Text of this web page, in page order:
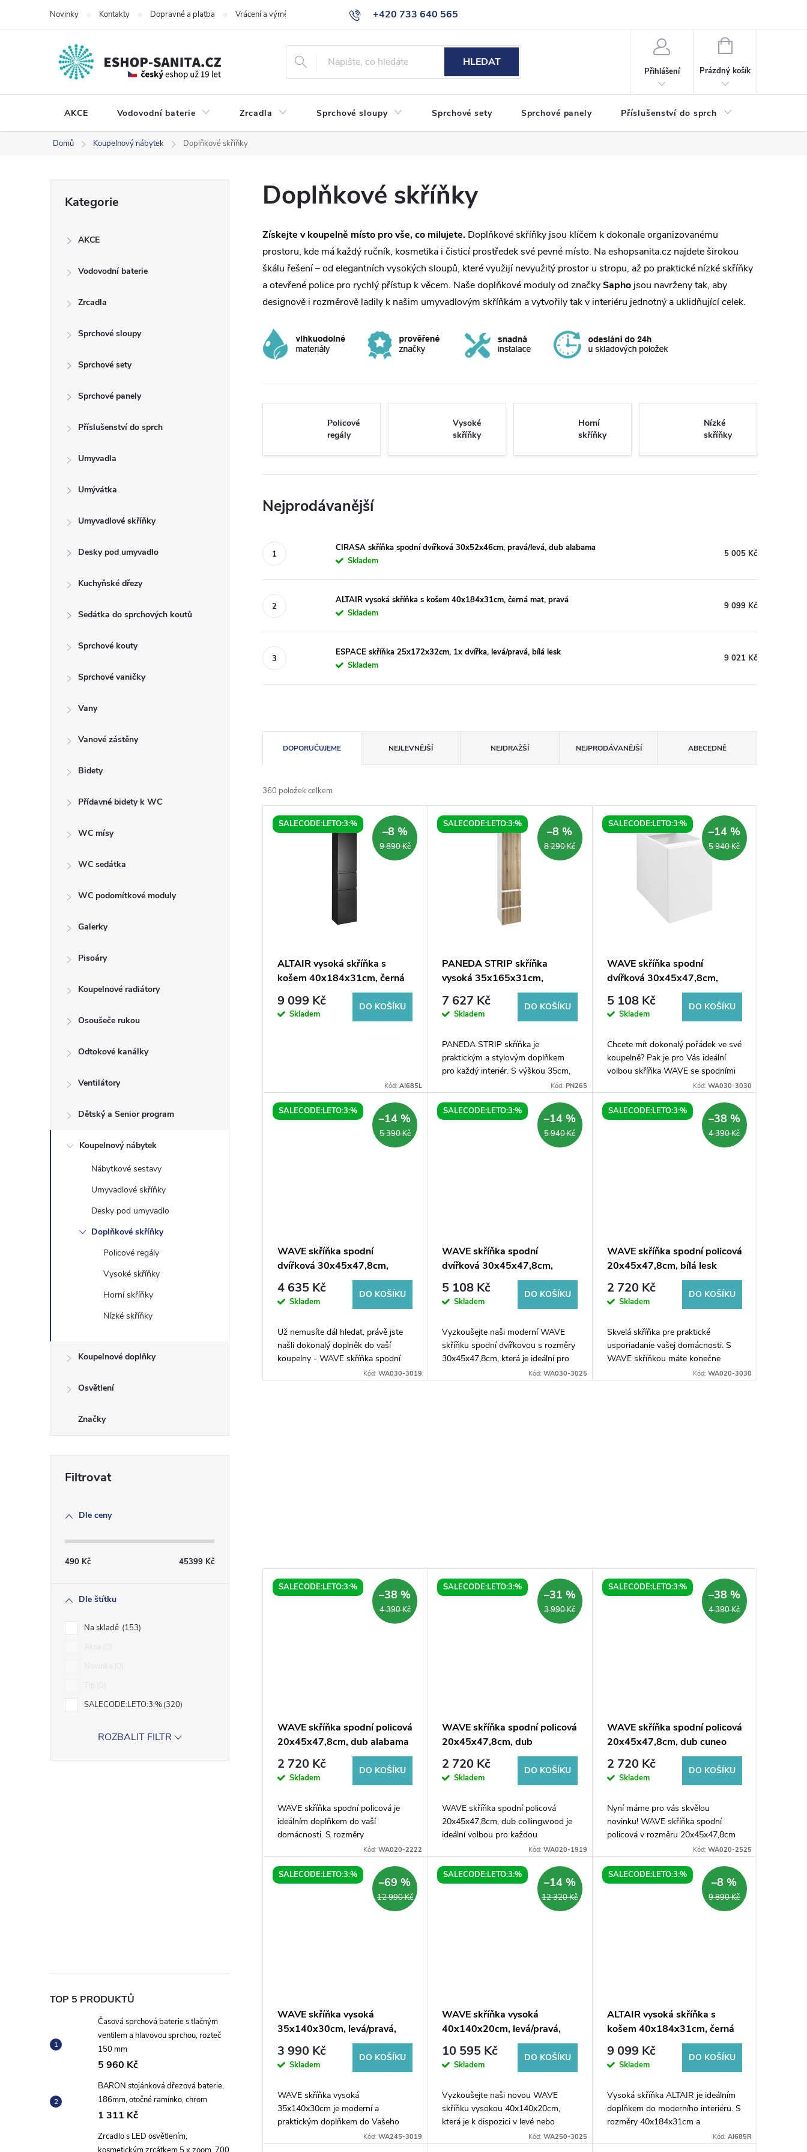
+420 733 640 565
info@eshop-sanita.cz
Novinky Kontakty Dopravné a platba Vrácení a výměna zboží Reklamace Obchodní podmínky
HLEDAT
Přihlášení
NÁKUPNÍ
Prázdný košík
AKCE Vodovodní baterie Zrcadla Sprchové sloupy Sprchové sety Sprchové panely Příslušenství do sprch
Domů Koupelnový nábytek Doplňkové skříňky
kategorie
Kategorie
AKCE
Vodovodní baterie
Zrcadla
Sprchové sloupy
Sprchové sety
Sprchové panely
Příslušenství do sprch
Umyvadla
Umývátka
Umyvadlové skříňky
Desky pod umyvadlo
Kuchyňské dřezy
Sedátka do sprchových koutů
Sprchové kouty
Sprchové vaničky
Vany
Vanové zástěny
Bidety
Přídavné bidety k WC
WC mísy
WC sedátka
WC podomítkové moduly
Galerky
Pisoáry
Koupelnové radiátory
Osoušeče rukou
Odtokové kanálky
Ventilátory
Dětský a Senior program
Koupelnový nábytek
Nábytkové sestavy
Umyvadlové skříňky
Desky pod umyvadlo
Doplňkové skříňky
Policové regály
Vysoké skříňky
Horní skříňky
Nízké skříňky
Koupelnové doplňky
Osvětlení
Značky
Dle ceny
490 Kč 45399 Kč
Dle štítku
Na skladě 153
SALECODE:LETO:3:% 320
ROZBALIT FILTR
TOP 5 PRODUKTŮ
Časová sprchová baterie s tlačným
ventilem a hlavovou sprchou, rozteč
150 mm
5 960 Kč
BARON stojánková dřezová baterie,
186mm, otočné ramínko, chrom
1 311 Kč
Zrcadlo s LED osvětlením,
Doplňkové skříňky
Získejte v koupelně místo pro vše, co milujete. Doplňkové skříňky jsou klíčem k dokonale organizovanému
prostoru, kde má každý ručník, kosmetika i čisticí prostředek své pevné místo. Na eshopsanita.cz najdete širokou
škálu řešení – od elegantních vysokých sloupů, které využijí nevyužitý prostor u stropu, až po praktické nízké skříňky
a otevřené police pro rychlý přístup k věcem. Naše doplňkové moduly od značkySapho jsou navrženy tak, aby
designově i rozměrově ladily k našim umyvadlovým skříňkám a vytvořily tak v interiéru jednotný a uklidňující celek.
Policové
regály
Vysoké
skříňky
Horní
skříňky
Nízké
skříňky
Nejprodávanější
CIRASA skříňka spodní dvířková 30x52x46cm, pravá/levá, dub alabama
Skladem
5 005 Kč
ALTAIR vysoká skříňka s košem 40x184x31cm, černá mat, pravá
Skladem
9 099 Kč
ESPACE skříňka 25x172x32cm, 1x dvířka, levá/pravá, bílá lesk
Skladem
9 021 Kč
a
z
e
DOPORUČUJEME NEJLEVNĚJŠÍ NEJDRAŽŠÍ NEJPRODÁVANĚJŠÍ ABECEDNĚ
360 položek celkem
V
u
k
SALECODE:LETO:3:%
9 890 Kč
–8 %
ALTAIR vysoká skříňka s
košem 40x184x31cm, černá
9 099 Kč
Skladem
DO KOŠÍKU
Kód:AI685L
SALECODE:LETO:3:%
8 290 Kč
–8 %
PANEDA STRIP skříňka
vysoká 35x165x31cm,
levá/pravá, dub emporio
7 627 Kč
Skladem
DO KOŠÍKU
PANEDA STRIP skříňka je
praktickým a stylovým doplňkem
pro každý interiér. S výškou 35cm,
délkou 165cm a hloubkou 31cm
Navíc zde máte možnost...
Kód: PN265
SALECODE:LETO:3:%
5 940 Kč
–14 %
WAVE skříňka spodní
dvířková 30x45x47,8cm,
pravá/levá, bílá lesk
5 108 Kč
Skladem
DO KOŠÍKU
Chcete mít dokonalý pořádek ve své
koupelně? Pak je pro Vás ideální
volbou skříňka WAVE se spodními
dvířky rozměru 30x45x47,8cm. Díky
lesku...
Kód: WA030-3030
SALECODE:LETO:3:%
5 390 Kč
–14 %
WAVE skříňka spodní
dvířková 30x45x47,8cm,
pravá/levá, bílá/dub
collingwood
4 635 Kč
Skladem
DO KOŠÍKU
Už nemusíte dál hledat, právě jste
našli dokonalý doplněk do vaší
koupelny - WAVE skříňka spodní
dvířková v rozměru 30x45x47,8cm.
Kód:WA030-3019
SALECODE:LETO:3:%
5 940 Kč
–14 %
WAVE skříňka spodní
dvířková 30x45x47,8cm,
pravá/levá, bílá/dub cuneo
5 108 Kč
Skladem
DO KOŠÍKU
Vyzkoušejte naši moderní WAVE
skříňku spodní dvířkovou s rozměry
30x45x47,8cm, která je ideální pro
každou koupelnu. Díky svým
Kód: WA030-3025
SALECODE:LETO:3:%
4 390 Kč
–38 %
WAVE skříňka spodní policová
20x45x47,8cm, bílá lesk
2 720 Kč
Skladem
DO KOŠÍKU
Skvelá skříňka pre praktické
usporiadanie vašej domácnosti. S
WAVE skříňkou máte konečne
možnosť mať všetky veci na jednom
Kód: WA020-3030
SALECODE:LETO:3:%
4 390 Kč
–38 %
WAVE skříňka spodní policová
20x45x47,8cm, dub alabama
2 720 Kč
Skladem
DO KOŠÍKU
WAVE skříňka spodní policová je
ideálním doplňkem do vaší
domácnosti. S rozměry
20x45x47,8cm a v moderním
vejde do každého interiéru. Tato...
Kód:WA020-2222
SALECODE:LETO:3:%
3 990 Kč
–31 %
WAVE skříňka spodní policová
20x45x47,8cm, dub
collingwood
2 720 Kč
Skladem
DO KOŠÍKU
WAVE skříňka spodní policová
20x45x47,8cm, dub collingwood je
ideální volbou pro každou
domácnost, která hledá praktický a
kombinuje moderní design...
Kód: WA020-1919
SALECODE:LETO:3:%
4 390 Kč
–38 %
WAVE skříňka spodní policová
20x45x47,8cm, dub cuneo
2 720 Kč
Skladem
DO KOŠÍKU
Nyní máme pro vás skvělou
novinku! WAVE skříňka spodní
policová v rozměru 20x45x47,8cm
je ideální volbou pro ty, kteří hledají
svého domova. Tato...
Kód: WA020-2525
SALECODE:LETO:3:%
12 990 Kč
–69 %
WAVE skříňka vysoká
35x140x30cm, levá/pravá,
bílá/dub collingwood
3 990 Kč
Skladem
DO KOŠÍKU
WAVE skříňka vysoká
35x140x30cm je moderní a
praktickým doplňkem do Vašeho
domova. Díky svému univerzálnímu
Kód:WA245-3019
SALECODE:LETO:3:%
12 320 Kč
–14 %
WAVE skříňka vysoká
40x140x20cm, levá/pravá,
bílá/dub cuneo
10 595 Kč
Skladem
DO KOŠÍKU
Vyzkoušejte naši novou WAVE
skříňku vysokou 40x140x20cm,
která je k dispozici v levé nebo
pravé verzi a v barevných
Kód: WA250-3025
SALECODE:LETO:3:%
9 890 Kč
–8 %
ALTAIR vysoká skříňka s
košem 40x184x31cm, černá
mat, pravá
9 099 Kč
Skladem
DO KOŠÍKU
Vysoká skříňka ALTAIR je ideálním
doplňkem do moderního interiéru. S
rozměry 40x184x31cm a
Kód: AI685R